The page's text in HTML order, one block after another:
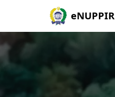
eNUPPIR